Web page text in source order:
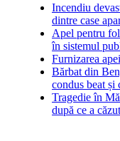
Incendiu
dintre case
Apel pentru
în sistemul
Furnizarea
Bărbat din
condus beat și
Tragedie în
după ce a